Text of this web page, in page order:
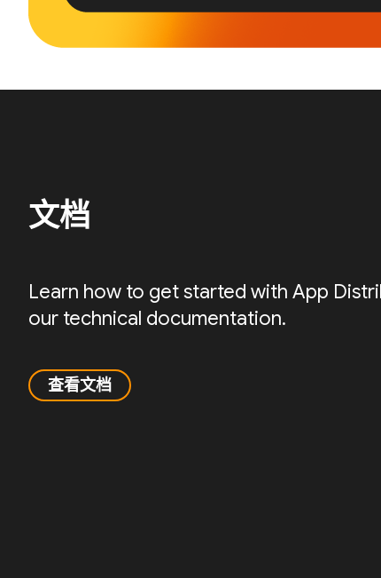
文档
Learn how to get started with App
our technical documentation.
查看文档